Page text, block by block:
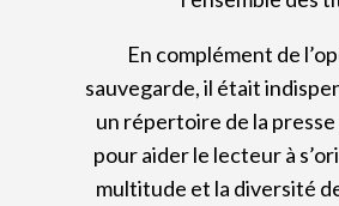
En complément de
sauvegarde, il était
un répertoire de la presse
pour aider le lecteur à
multitude et la diversité